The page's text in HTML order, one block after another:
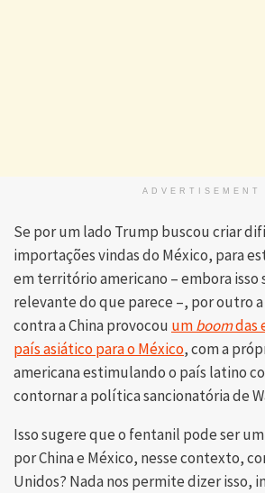
ADVERTISEMENT
Se por um lado Trump buscou criar
importações vindas do México, para
em território americano – embora isso
relevante do que parece –, por outro
contra a China provocou umboomdas
país asiático para o México, com a
americana estimulando o país latino
contornar a política sancionatória de
Isso sugere que o fentanil pode ser
por China e México, nesse contexto,
Unidos? Nada nos permite dizer isso,